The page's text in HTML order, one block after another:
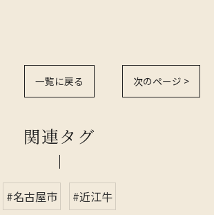
一覧に戻る 次のページ >
関連タグ
#名古屋市 #近江牛